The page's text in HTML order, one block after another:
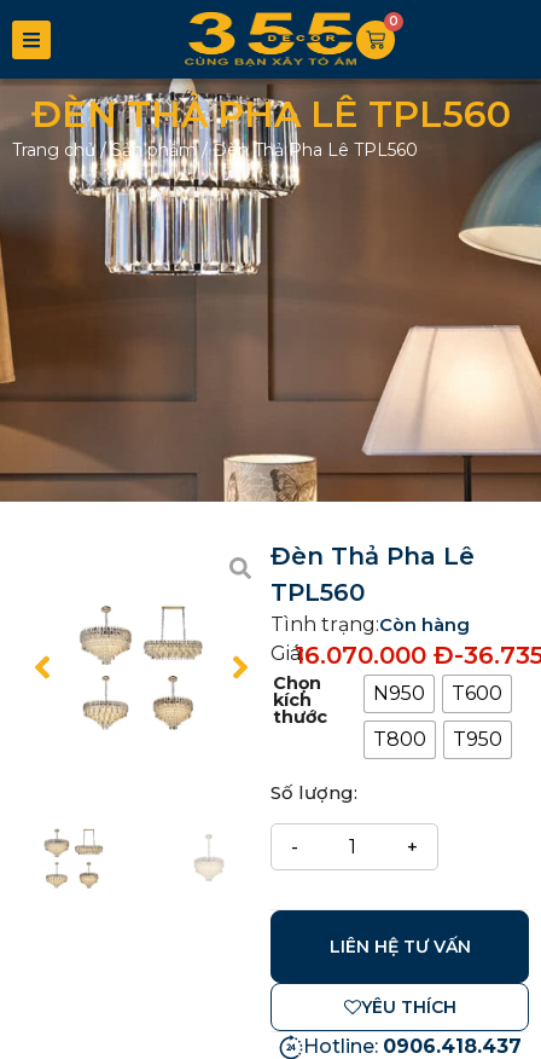
0
ĐÈN THẢ PHA LÊ TPL560
Trang chủ/Sản phẩm/Đèn Thả Pha Lê TPL560
Đèn Thả Pha Lê
TPL560
Tình trạng:Còn hàng
Giá:16.070.000 Đ-
Chọn
kích
thước
N950
T600
T800
T950
Số lượng:
LIÊN HỆ TƯ VẤN
YÊU THÍCH
Hotline: 0906.418.437